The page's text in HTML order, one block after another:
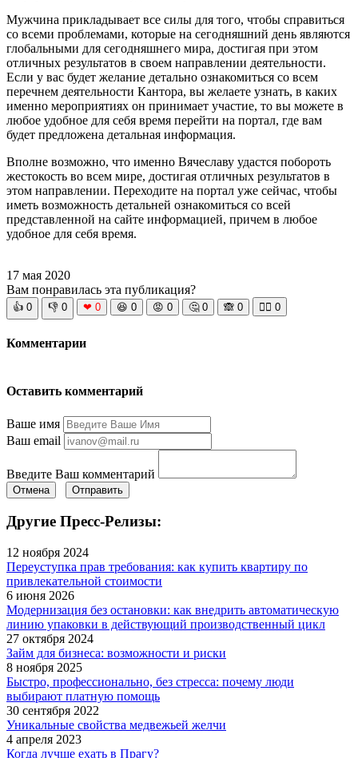
Мужчина прикладывает все силы для того, чтобы справиться
со всеми проблемами, которые на сегодняшний день являются
глобальными для сегодняшнего мира, достигая при этом
отличных результатов в своем направлении деятельности.
Если у вас будет желание детально ознакомиться со всем
перечнем деятельности Кантора, вы желаете узнать, в каких
именно мероприятиях он принимает участие, то вы можете в
любое удобное для себя время перейти на портал, где вам
будет предложена детальная информация.
Вполне возможно, что именно Вячеславу удастся побороть
жестокость во всем мире, достигая отличных результатов в
этом направлении. Переходите на портал уже сейчас, чтобы
иметь возможность детальней ознакомиться со всей
представленной на сайте информацией, причем в любое
удобное для себя время.
17 мая 2020
Вам понравилась эта публикация?
👍 0 👎 0 ❤ 0 😆 0 😡 0 🤔 0 🙈 0 🧘‍♀️ 0
Комментарии
Оставить комментарий
Ваше имя
Ваш email
Введите Ваш комментарий
Отмена Отправить
Другие Пресс-Релизы:
12 ноября 2024
Переуступка прав требования: как купить квартиру по
привлекательной стоимости
6 июня 2026
Модернизация без остановки: как внедрить автоматическую
линию упаковки в действующий производственный цикл
27 октября 2024
Займ для бизнеса: возможности и риски
8 ноября 2025
Быстро, профессионально, без стресса: почему люди
выбирают платную помощь
30 сентября 2022
Уникальные свойства медвежьей желчи
4 апреля 2023
Когда лучше ехать в Прагу?